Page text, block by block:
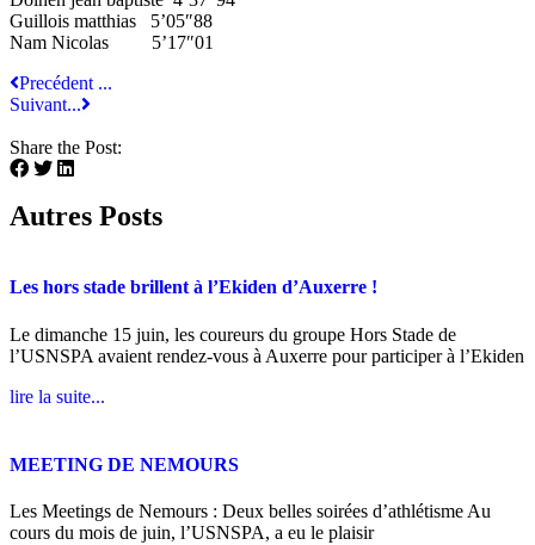
Guillois matthias 5’05″88
Nam Nicolas 5’17″01
Precédent ...
Suivant...
Share the Post:
Autres Posts
Les hors stade brillent à l’Ekiden d’Auxerre !
Le dimanche 15 juin, les coureurs du groupe Hors Stade de
l’USNSPA avaient rendez-vous à Auxerre pour participer à l’Ekiden
lire la suite...
MEETING DE NEMOURS
Les Meetings de Nemours : Deux belles soirées d’athlétisme Au
cours du mois de juin, l’USNSPA, a eu le plaisir